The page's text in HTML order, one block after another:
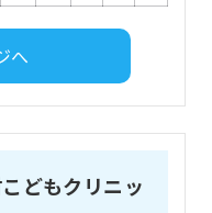
へ
どもクリニッ